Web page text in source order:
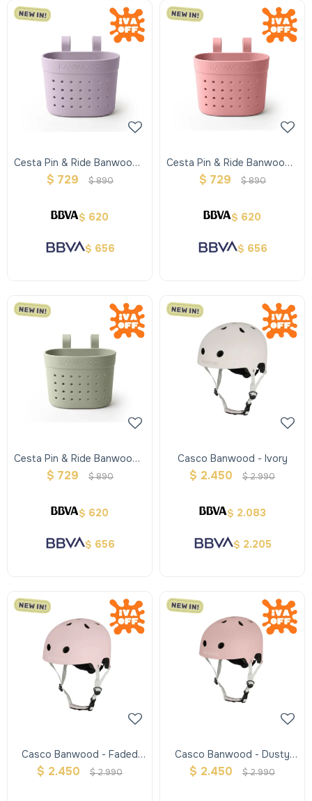
Cesta Pin & Ride Banwood -
Lavender
$ 729 $890
$ 620
$ 656
Cesta Pin & Ride Banwood -
Raspberry
$ 729 $890
$ 620
$ 656
Cesta Pin & Ride Banwood -
Olive
$ 729 $890
$ 620
$ 656
Casco Banwood - Ivory
$ 2.450 $2.990
$ 2.083
$ 2.205
Casco Banwood - Faded
Pink
$ 2.450 $2.990
Casco Banwood - Dusty
Rose
$ 2.450 $2.990